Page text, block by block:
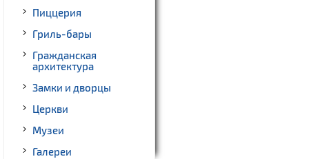
Пиццерия
Гриль-бары
Гражданская
архитектура
Замки и дворцы
Церкви
Музеи
Галереи